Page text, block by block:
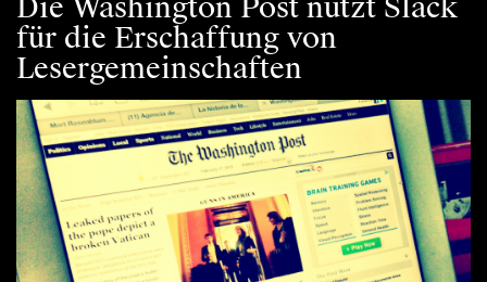
Die Washington Post nutzt Slack
für die Erschaffung von
Lesergemeinschaften